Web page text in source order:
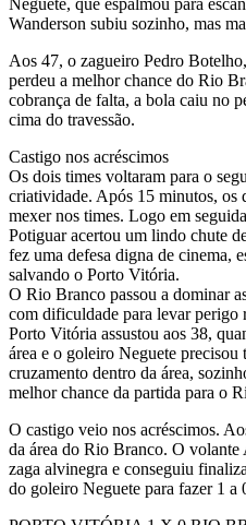
Wanderson subiu sozinho, mas
Aos 47, o zagueiro Pedro
perdeu a melhor chance do Rio
cobrança de falta, a bola caiu no
cima do travessão.
Castigo nos acréscimos
Os dois times voltaram para o
criatividade. Após 15 minutos, os
mexer nos times. Logo em
Potiguar acertou um lindo chute
fez uma defesa digna de cinema,
salvando o Porto Vitória.
O Rio Branco passou a dominar
com dificuldade para levar perigo
Porto Vitória assustou aos 38,
área e o goleiro Neguete
cruzamento dentro da área,
melhor chance da partida para o
O castigo veio nos acréscimos.
da área do Rio Branco. O
zaga alvinegra e conseguiu
do goleiro Neguete para fazer 1 a